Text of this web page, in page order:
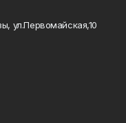
ул.Первомайская,10